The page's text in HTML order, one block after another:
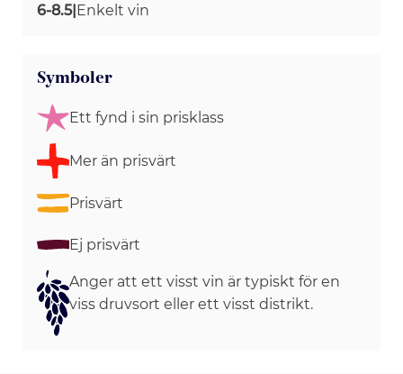
6-8.5|Enkelt vin
Symboler
Ett fynd i sin prisklass
Mer än prisvärt
Prisvärt
Ej prisvärt
Anger att ett visst vin är typiskt för en
viss druvsort eller ett visst distrikt.